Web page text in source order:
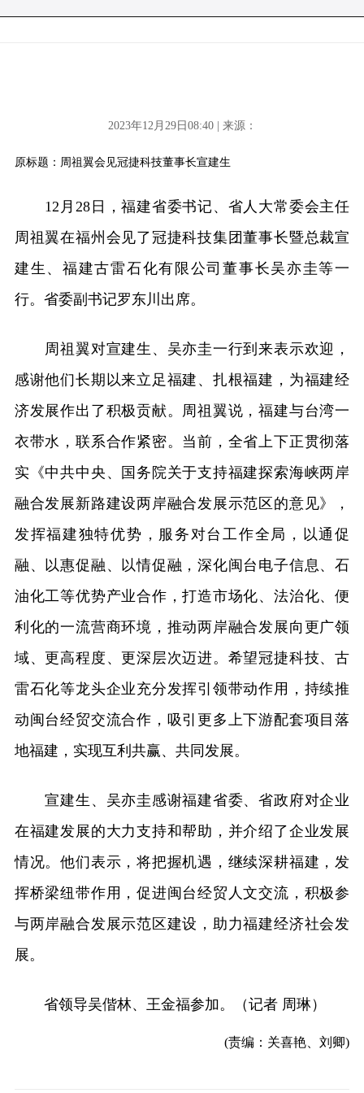
2023年12月29日08:40 | 来源：
原标题：周祖翼会见冠捷科技董事长宣建生
12月28日，福建省委书记、省人大常委会主任
周祖翼在福州会见了冠捷科技集团董事长暨总裁宣
建生、福建古雷石化有限公司董事长吴亦圭等一
行。省委副书记罗东川出席。
周祖翼对宣建生、吴亦圭一行到来表示欢迎，
感谢他们长期以来立足福建、扎根福建，为福建经
济发展作出了积极贡献。周祖翼说，福建与台湾一
衣带水，联系合作紧密。当前，全省上下正贯彻落
实《中共中央、国务院关于支持福建探索海峡两岸
融合发展新路建设两岸融合发展示范区的意见》，
发挥福建独特优势，服务对台工作全局，以通促
融、以惠促融、以情促融，深化闽台电子信息、石
油化工等优势产业合作，打造市场化、法治化、便
利化的一流营商环境，推动两岸融合发展向更广领
域、更高程度、更深层次迈进。希望冠捷科技、古
雷石化等龙头企业充分发挥引领带动作用，持续推
动闽台经贸交流合作，吸引更多上下游配套项目落
地福建，实现互利共赢、共同发展。
宣建生、吴亦圭感谢福建省委、省政府对企业
在福建发展的大力支持和帮助，并介绍了企业发展
情况。他们表示，将把握机遇，继续深耕福建，发
挥桥梁纽带作用，促进闽台经贸人文交流，积极参
与两岸融合发展示范区建设，助力福建经济社会发
展。
省领导吴偕林、王金福参加。（记者 周琳）
(责编：关喜艳、刘卿)